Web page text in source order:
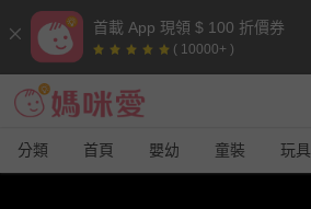
首載 App 現領 $ 100 折價券
( 10000+ )
分類 首頁 嬰幼 童裝 玩具